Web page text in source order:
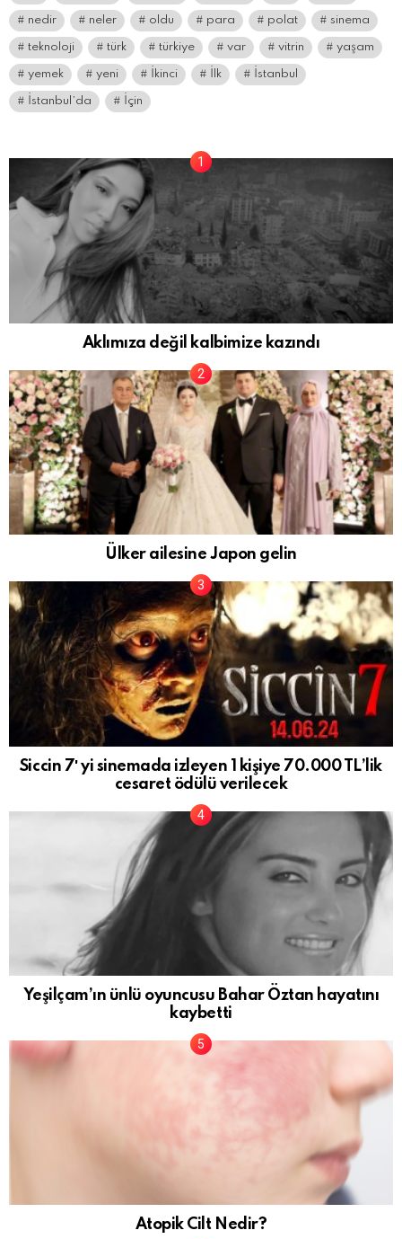
nedir neler oldu para polat sinema
teknoloji türk türkiye var vitrin yaşam
yemek yeni İkinci İlk İstanbul
İstanbul’da İçin
Aklımıza değil kalbimize kazındı
Ülker ailesine Japon gelin
Siccin 7′ yi sinemada izleyen 1 kişiye 70.000 TL’lik
cesaret ödülü verilecek
Yeşilçam’ın ünlü oyuncusu Bahar Öztan hayatını
kaybetti
Atopik Cilt Nedir?